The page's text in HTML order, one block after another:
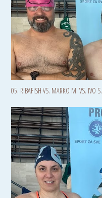
05. RIBAFISH VS. MARKO M. VS. IVO S.